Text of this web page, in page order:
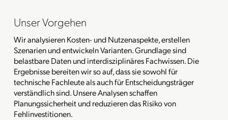
Unser Vorgehen
Wir analysieren Kosten- und Nutzenaspekte, erstellen
Szenarien und entwickeln Varianten. Grundlage sind
belastbare Daten und interdisziplinäres Fachwissen. Die
Ergebnisse bereiten wir so auf, dass sie sowohl für
technische Fachleute als auch für Entscheidungsträger
verständlich sind. Unsere Analysen schaffen
Planungssicherheit und reduzieren das Risiko von
Fehlinvestitionen.